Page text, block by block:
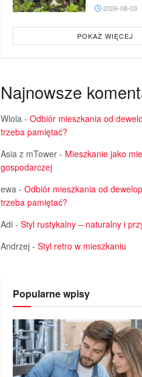
2026-08-03
POKAŻ WIĘCEJ
Najnowsze
Wiola - Odbiór mieszkania od
trzeba pamiętać?
Asia z mTower - Mieszkanie jako
gospodarczej
ewa - Odbiór mieszkania od
trzeba pamiętać?
Adi - Styl rustykalny – naturalny i
Andrzej - Styl retro w mieszkaniu
Popularne wpisy